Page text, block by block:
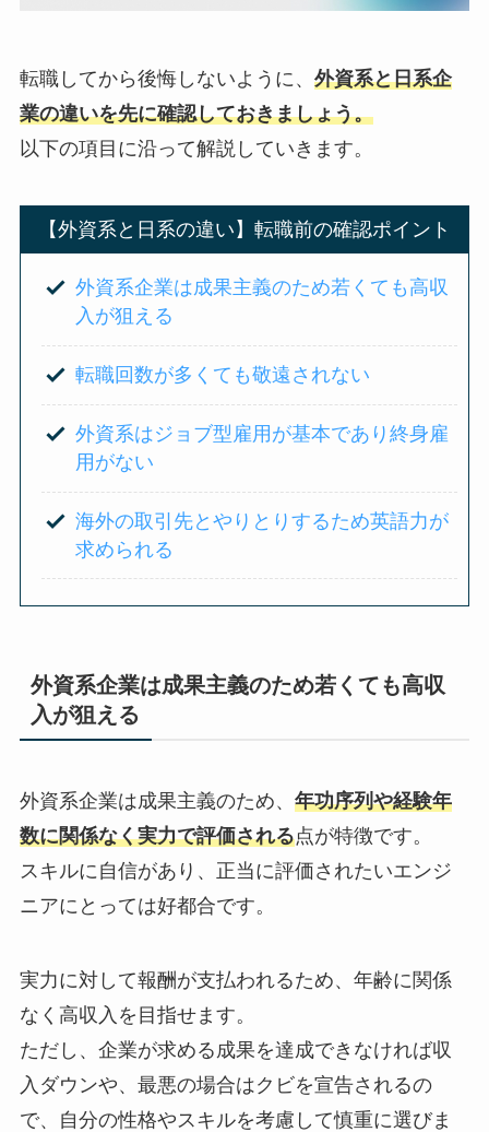
転職してから後悔しないように、 外資系と日系企
業の違いを先に確認しておきましょう。
以下の項目に沿って解説していきます。
【外資系と日系の違い】転職前の確認ポイント
外資系企業は成果主義のため若くても高収
入が狙える
転職回数が多くても敬遠されない
外資系はジョブ型雇用が基本であり終身雇
用がない
海外の取引先とやりとりするため英語力が
求められる
外資系企業は成果主義のため若くても高収
入が狙える
外資系企業は成果主義のため、 年功序列や経験年
数に関係なく実力で評価される点が特徴です。
スキルに自信があり、正当に評価されたいエンジ
ニアにとっては好都合です。
実力に対して報酬が支払われるため、年齢に関係
なく高収入を目指せます。
ただし、企業が求める成果を達成できなければ収
入ダウンや、最悪の場合はクビを宣告されるの
で、自分の性格やスキルを考慮して慎重に選びま